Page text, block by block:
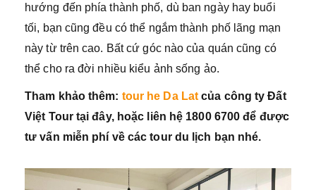
hướng đến phía thành phố, dù ban ngày hay buổi
tối, bạn cũng đều có thể ngắm thành phố lãng mạn
này từ trên cao. Bất cứ góc nào của quán cũng có
thể cho ra đời nhiều kiểu ảnh sống ảo.
Tham khảo thêm: tour he Da Lat của công ty Đất
Việt Tour tại đây, hoặc liên hệ 1800 6700 để được
tư vấn miễn phí về các tour du lịch bạn nhé.